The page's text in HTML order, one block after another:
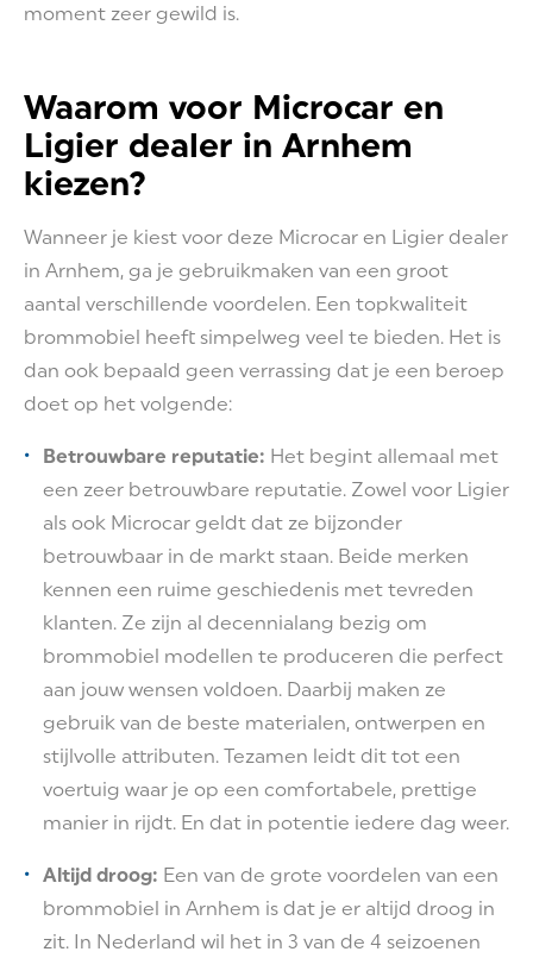
moment zeer gewild is.
Waarom voor Microcar en
Ligier dealer in Arnhem
kiezen?
Wanneer je kiest voor deze Microcar en Ligier dealer
in Arnhem, ga je gebruikmaken van een groot
aantal verschillende voordelen. Een topkwaliteit
brommobiel heeft simpelweg veel te bieden. Het is
dan ook bepaald geen verrassing dat je een beroep
doet op het volgende:
Betrouwbare reputatie: Het begint allemaal met
een zeer betrouwbare reputatie. Zowel voor Ligier
als ook Microcar geldt dat ze bijzonder
betrouwbaar in de markt staan. Beide merken
kennen een ruime geschiedenis met tevreden
klanten. Ze zijn al decennialang bezig om
brommobiel modellen te produceren die perfect
aan jouw wensen voldoen. Daarbij maken ze
gebruik van de beste materialen, ontwerpen en
stijlvolle attributen. Tezamen leidt dit tot een
voertuig waar je op een comfortabele, prettige
manier in rijdt. En dat in potentie iedere dag weer.
Altijd droog: Een van de grote voordelen van een
brommobiel in Arnhem is dat je er altijd droog in
zit. In Nederland wil het in 3 van de 4 seizoenen